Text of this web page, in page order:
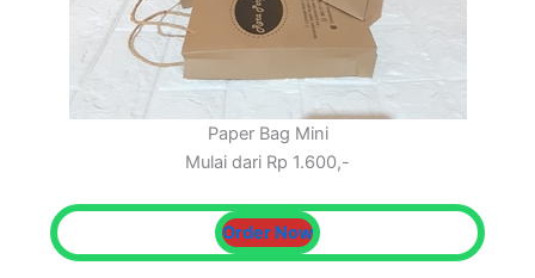
Paper Bag Mini
Mulai dari Rp 1.600,-
Order Now